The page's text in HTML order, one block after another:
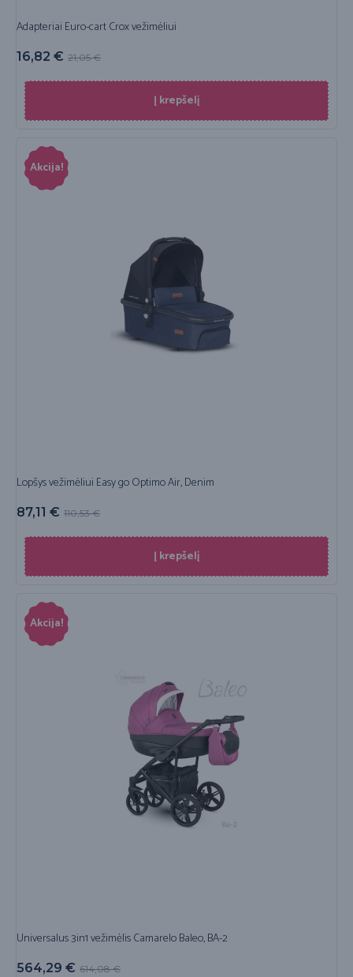
Adapteriai Euro-cart Crox vežimėliui
21,05€
16,82 €
Į krepšelį
Akcija!
Lopšys vežimėliui Easy go Optimo Air, Denim
110,53€
87,11 €
Į krepšelį
Akcija!
Universalus 3in1 vežimėlis Camarelo Baleo, BA-2
614,08€
564,29 €